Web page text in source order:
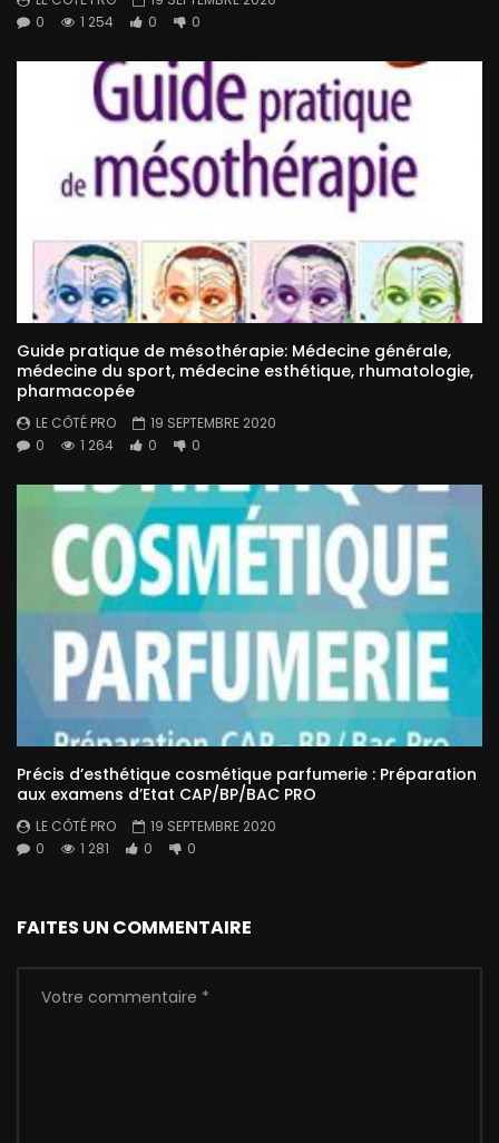
0
1 254 0 0
Guide pratique de mésothérapie: Médecine générale,
médecine du sport, médecine esthétique, rhumatologie,
pharmacopée
LE CÔTÉ PRO
19 SEPTEMBRE 2020
0
1 264 0 0
Précis d’esthétique cosmétique parfumerie : Préparation
aux examens d’Etat CAP/BP/BAC PRO
LE CÔTÉ PRO
19 SEPTEMBRE 2020
0
1 281 0 0
FAITES UN COMMENTAIRE